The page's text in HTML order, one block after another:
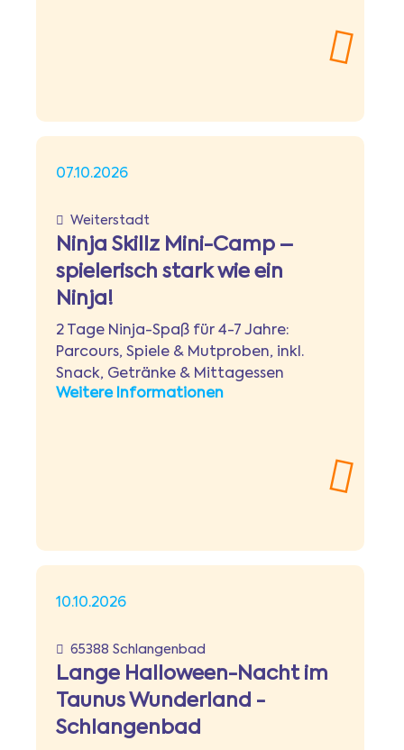
07.10.2026
Weiterstadt
Ninja Skillz Mini-Camp –
spielerisch stark wie ein
Ninja!
2 Tage Ninja-Spaß für 4-7 Jahre:
Parcours, Spiele & Mutproben, inkl.
Snack, Getränke & Mittagessen
Weitere Informationen
10.10.2026
65388 Schlangenbad
Lange Halloween-Nacht im
Taunus Wunderland -
Schlangenbad